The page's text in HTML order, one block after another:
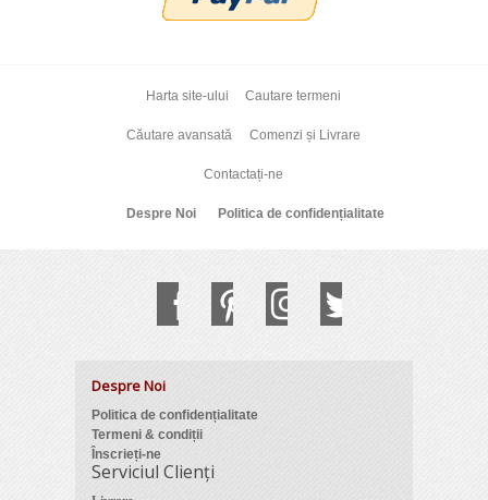
Harta site-ului Cautare termeni
Căutare avansată Comenzi și Livrare
Contactați-ne
Despre Noi Politica de confidențialitate
Despre Noi
Politica de confidențialitate
Termeni & condiții
Înscrieți-ne
Serviciul Clienți